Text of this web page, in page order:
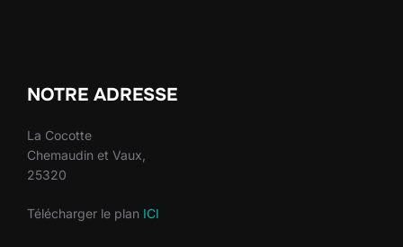
NOTRE ADRESSE
La Cocotte
Chemaudin et Vaux,
25320
Télécharger le plan ICI